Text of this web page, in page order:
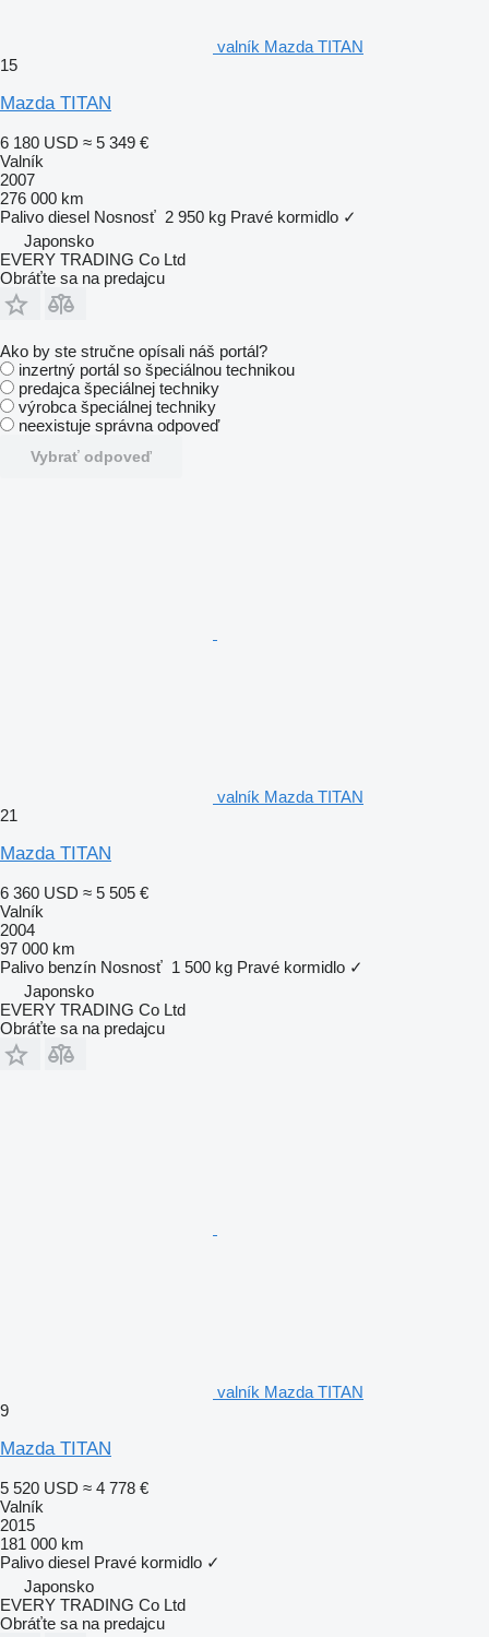
valník Mazda TITAN
15
Mazda TITAN
6 180 USD ≈ 5 349 €
Valník
2007
276 000 km
Palivo diesel Nosnosť 2 950 kg Pravé kormidlo ✓
Japonsko
EVERY TRADING Co Ltd
Obráťte sa na predajcu
Ako by ste stručne opísali náš portál?
inzertný portál so špeciálnou technikou
predajca špeciálnej techniky
výrobca špeciálnej techniky
neexistuje správna odpoveď
Vybrať odpoveď
valník Mazda TITAN
21
Mazda TITAN
6 360 USD ≈ 5 505 €
Valník
2004
97 000 km
Palivo benzín Nosnosť 1 500 kg Pravé kormidlo ✓
Japonsko
EVERY TRADING Co Ltd
Obráťte sa na predajcu
valník Mazda TITAN
9
Mazda TITAN
5 520 USD ≈ 4 778 €
Valník
2015
181 000 km
Palivo diesel Pravé kormidlo ✓
Japonsko
EVERY TRADING Co Ltd
Obráťte sa na predajcu